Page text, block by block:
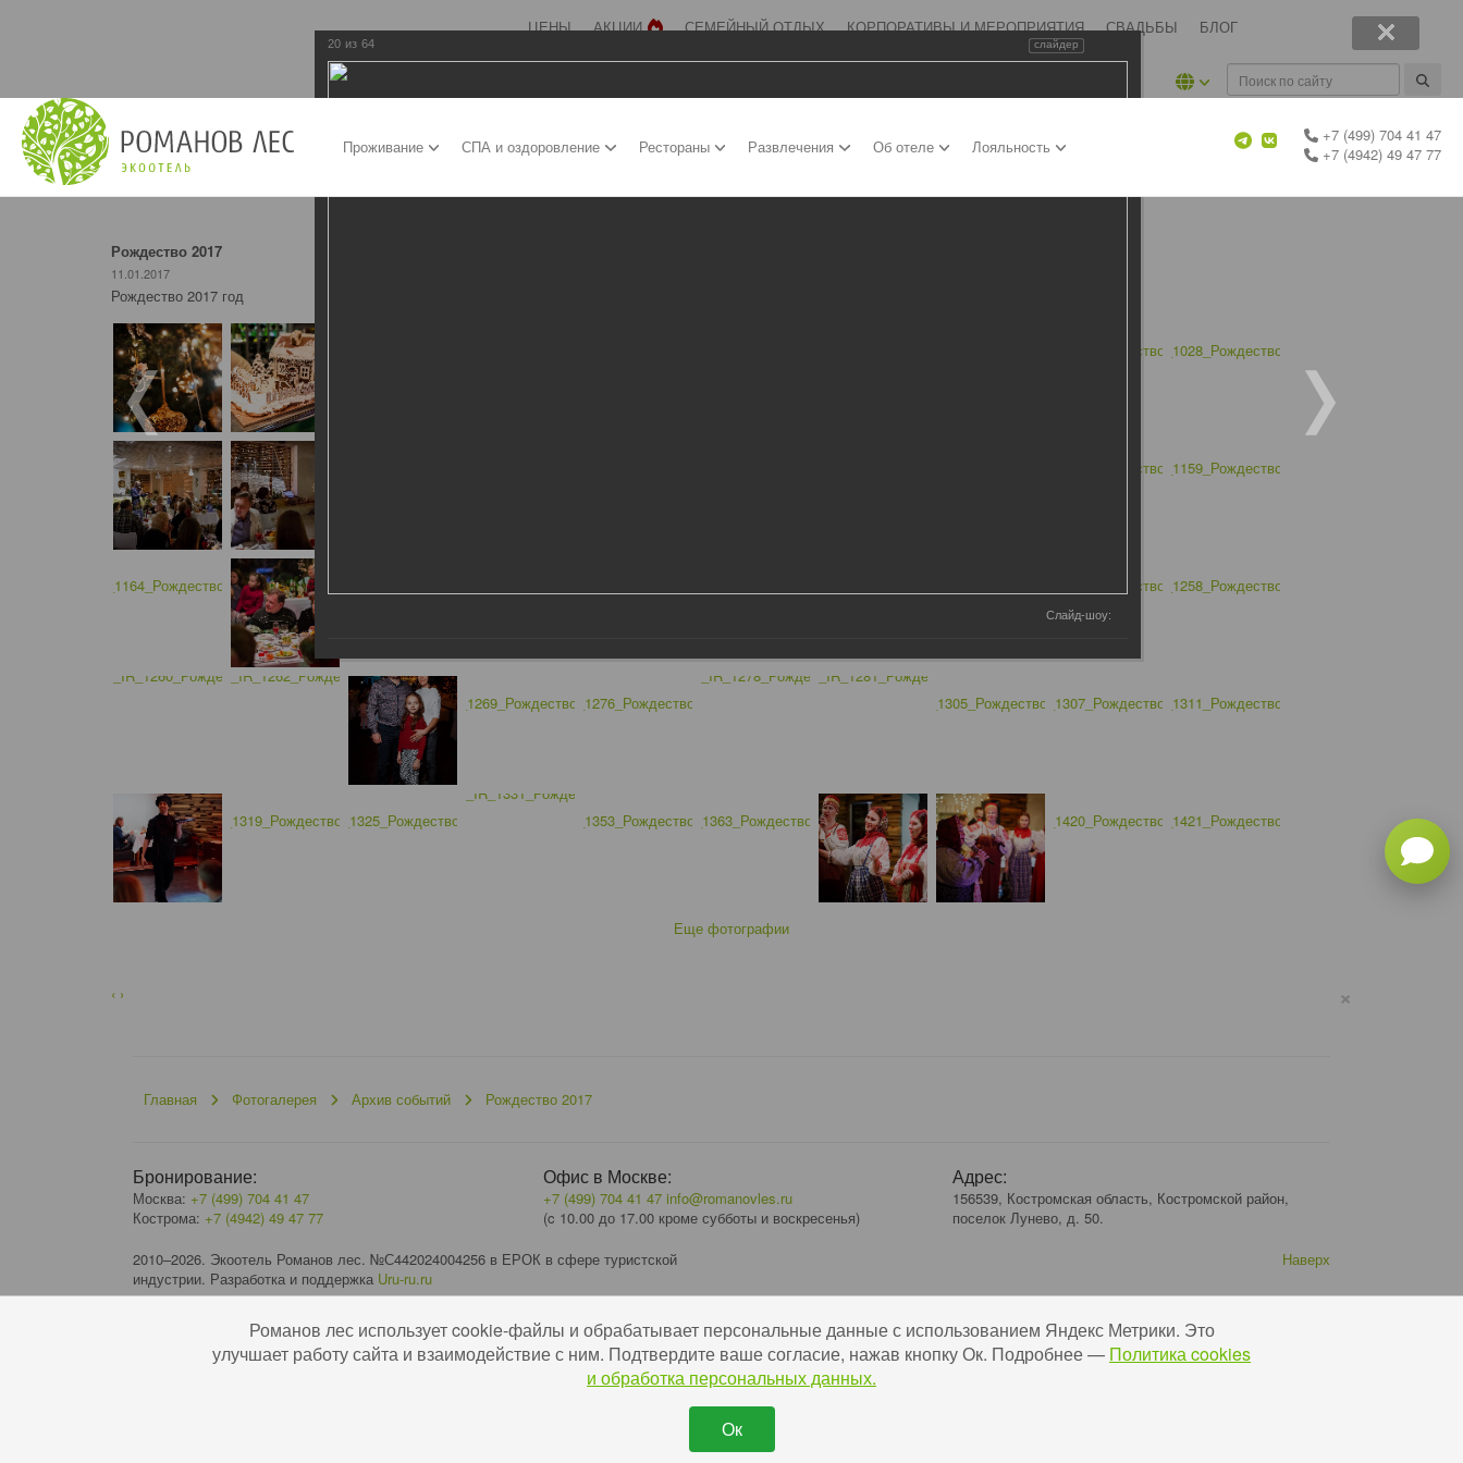
ЦЕНЫ АКЦИИ СЕМЕЙНЫЙ ОТДЫХ КОРПОРАТИВЫ И МЕРОПРИЯТИЯ СВАДЬБЫ БЛОГ
Проживание СПА и оздоровление Рестораны Развлечения Об отеле Лояльность
+7 (499) 704 41 47
+7 (4942) 49 47 77
Рождество 2017
11.01.2017
Рождество 2017 год
Еще фотографии
‹ › ×
Главная Фотогалерея Архив событий Рождество 2017
Бронирование:
Москва: +7 (499) 704 41 47
Кострома: +7 (4942) 49 47 77
Офис в Москве:
+7 (499) 704 41 47 info@romanovles.ru
(c 10.00 до 17.00 кроме субботы и воскресенья)
Адрес:
156539, Костромская область, Костромской район,
поселок Лунево, д. 50.
2010–2026. Экоотель Романов лес. №С442024004256 в ЕРОК в сфере туристской
индустрии. Разработка и поддержка Uru-ru.ru
Наверх
Романов лес использует cookie-файлы и обрабатывает персональные данные с использованием Яндекс Метрики. Это
улучшает работу сайта и взаимодействие с ним. Подтвердите ваше согласие, нажав кнопку Ок. Подробнее — Политика cookies
и обработка персональных данных.
Ок
20 из 64 слайдер
Слайд-шоу: